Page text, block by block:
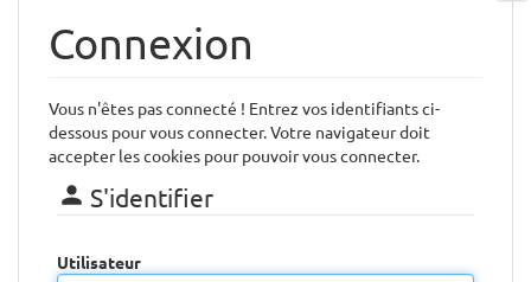
Connexion
Vous n'êtes pas connecté ! Entrez vos identifiants ci-
dessous pour vous connecter. Votre navigateur doit
accepter les cookies pour pouvoir vous connecter.
S'identifier
Utilisateur